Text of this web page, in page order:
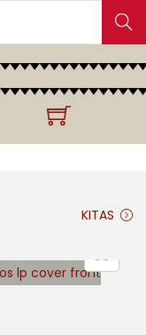
Search
KITAS